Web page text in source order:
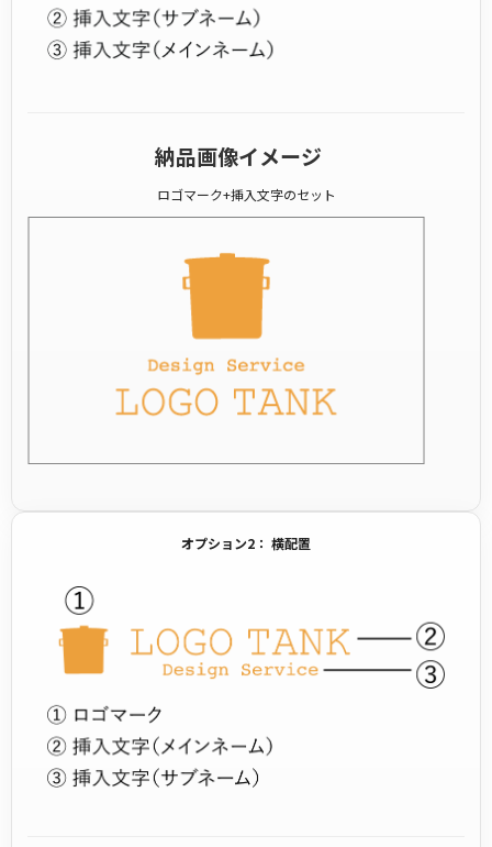
納品画像イメージ
ロゴマーク+挿入文字のセット
オプション2： 横配置